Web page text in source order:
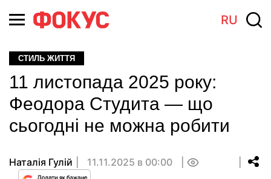
RU
СТИЛЬ ЖИТТЯ
11 листопада 2025 року:
Феодора Студита — що
сьогодні не можна робити
Наталія Гулій 11.11.2025 в 00:00